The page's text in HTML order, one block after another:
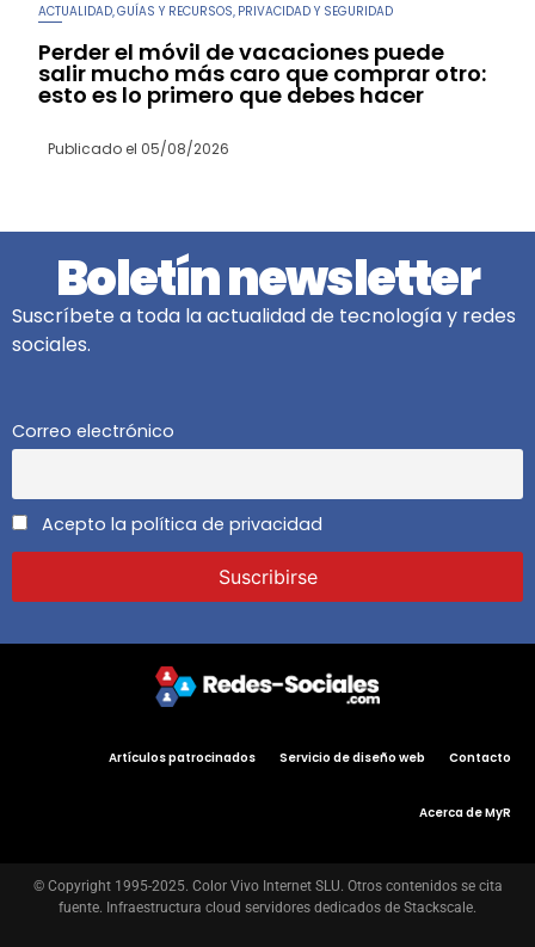
ACTUALIDAD ,GUÍAS Y RECURSOS PRIVACIDAD Y SEGURIDAD
Perder el móvil de vacaciones puede
salir mucho más caro que comprar otro:
esto es lo primero que debes hacer
Publicado el 05/08/2026
Boletín newsletter
Suscríbete a toda la actualidad de tecnología y redes
sociales.
Correo electrónico
Acepto la política de privacidad
Artículos patrocinados Servicio de diseño web Contacto
Acerca de MyR
© Copyright 1995-2025. Color Vivo Internet SLU. Otros contenidos se cita
fuente. Infraestructura cloud servidores dedicados de Stackscale.